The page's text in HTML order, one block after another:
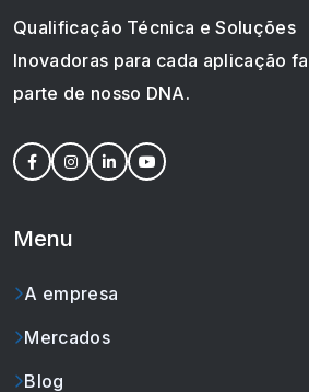
Qualificação Técnica e Soluções
Inovadoras para cada aplicação
parte de nosso DNA.
Menu
A empresa
Mercados
Blog